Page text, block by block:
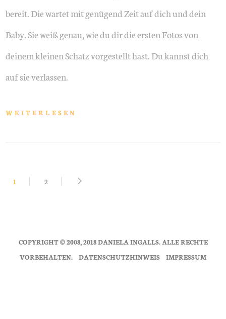
bereit. Die wartet mit genügend Zeit auf dich und dein
Baby. Sie weiß genau, wie du dir die ersten Fotos von
deinem kleinen Schatz vorgestellt hast. Du kannst dich
auf sie verlassen.
WEITERLESEN
1 2
COPYRIGHT © 2008, 2018 DANIELA INGALLS. ALLE RECHTE
VORBEHALTEN. DATENSCHUTZHINWEIS IMPRESSUM